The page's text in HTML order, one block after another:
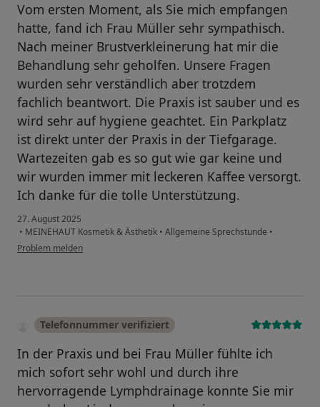
Vom ersten Moment, als Sie mich empfangen
hatte, fand ich Frau Müller sehr sympathisch.
Nach meiner Brustverkleinerung hat mir die
Behandlung sehr geholfen. Unsere Fragen
wurden sehr verständlich aber trotzdem
fachlich beantwort. Die Praxis ist sauber und es
wird sehr auf hygiene geachtet. Ein Parkplatz
ist direkt unter der Praxis in der Tiefgarage.
Wartezeiten gab es so gut wie gar keine und
wir wurden immer mit leckeren Kaffee versorgt.
Ich danke für die tolle Unterstützung.
27. August 2025
• MEINEHAUT Kosmetik & Ästhetik • Allgemeine Sprechstunde •
Problem melden
Telefonnummer verifiziert
In der Praxis und bei Frau Müller fühlte ich
mich sofort sehr wohl und durch ihre
hervorragende Lymphdrainage konnte Sie mir